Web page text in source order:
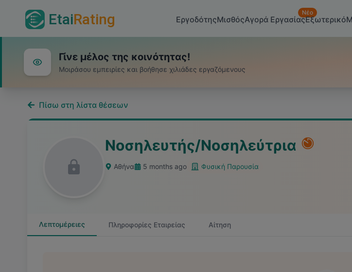
EtaiRating ΕργοδότηςΜισθόςΑγορά Εργασίας
Νέο
Εξωτερικό
Γίνε μέλος της κοινότητας!
Μοιράσου εμπειρίες και βοήθησε χιλιάδες εργαζόμενους
Πίσω στη λίστα θέσεων
Νοσηλευτής/Νοσηλεύτρια
Αθήνα 5 months ago Φυσική Παρουσία
Λεπτομέρειες Πληροφορίες Εταιρείας Αίτηση